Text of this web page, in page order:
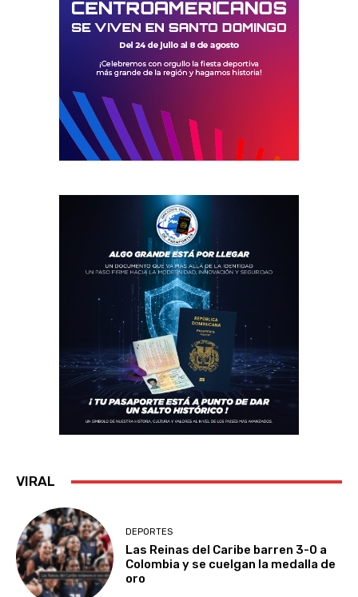
VIRAL
DEPORTES
Las Reinas del Caribe barren 3-0 a
Colombia y se cuelgan la medalla de
oro